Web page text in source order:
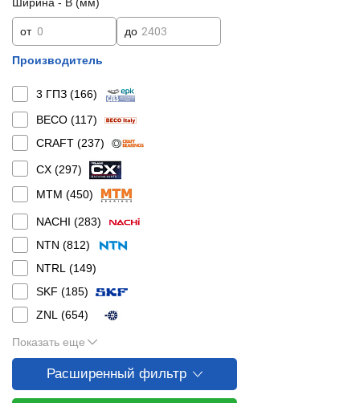
от до
Производитель
3 ГПЗ (166)
BECO (117)
CRAFT (237)
CX (297)
MTM (450)
NACHI (283)
NTN (812)
NTRL (149)
SKF (185)
ZNL (654)
Показать еще
Расширенный фильтр